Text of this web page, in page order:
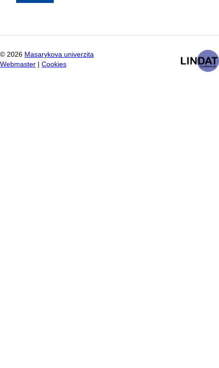
© 2026 Masarykova univerzita
Webmaster
Cookies